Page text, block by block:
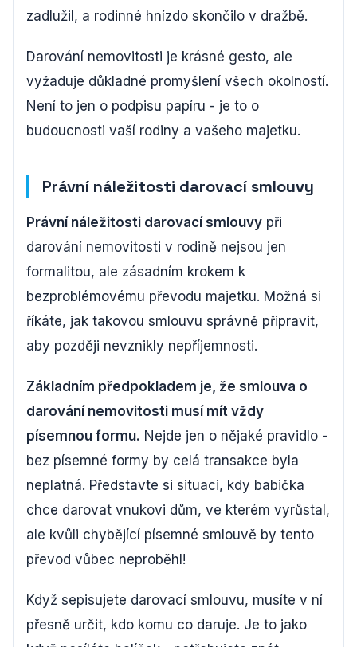
zadlužil, a rodinné hnízdo skončilo v dražbě.
Darování nemovitosti je krásné gesto, ale
vyžaduje důkladné promyšlení všech okolností.
Není to jen o podpisu papíru - je to o
budoucnosti vaší rodiny a vašeho majetku.
Právní náležitosti darovací smlouvy
Právní náležitosti darovací smlouvy při
darování nemovitosti v rodině nejsou jen
formalitou, ale zásadním krokem k
bezproblémovému převodu majetku. Možná si
říkáte, jak takovou smlouvu správně připravit,
aby později nevznikly nepříjemnosti.
Základním předpokladem je, že smlouva o
darování nemovitosti musí mít vždy
písemnou formu. Nejde jen o nějaké pravidlo -
bez písemné formy by celá transakce byla
neplatná. Představte si situaci, kdy babička
chce darovat vnukovi dům, ve kterém vyrůstal,
ale kvůli chybějící písemné smlouvě by tento
převod vůbec neproběhl!
Když sepisujete darovací smlouvu, musíte v ní
přesně určit, kdo komu co daruje. Je to jako